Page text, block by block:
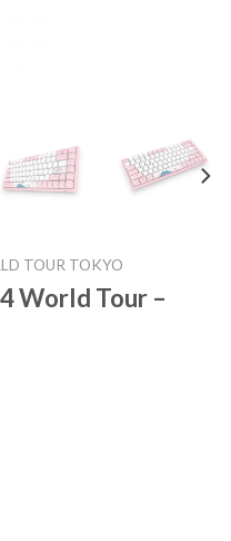
TOUR TOKYO
World Tour –